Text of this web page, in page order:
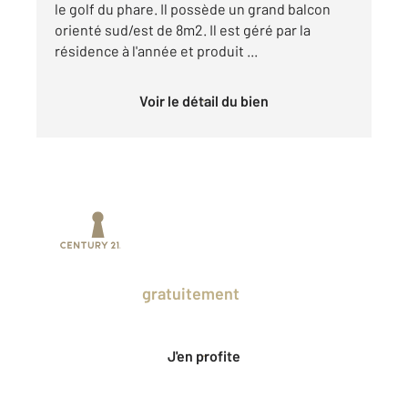
le golf du phare. Il possède un grand balcon
orienté sud/est de 8m2. Il est géré par la
résidence à l'année et produit ...
Voir le détail du bien
gratuitement
J'en profite